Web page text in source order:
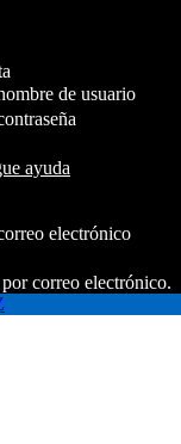
de usuario
ayuda
electrónico
correo electrónico.